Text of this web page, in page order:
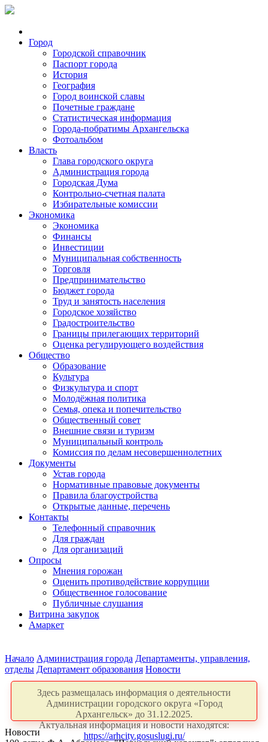
Город
Городской справочник
Паспорт города
История
География
Город воинской славы
Почетные граждане
Статистическая информация
Города-побратимы Архангельска
Фотоальбом
Власть
Глава городского округа
Администрация города
Городская Дума
Контрольно-счетная палата
Избирательные комиссии
Экономика
Экономика
Финансы
Инвестиции
Муниципальная собственность
Торговля
Предпринимательство
Бюджет города
Труд и занятость населения
Городское хозяйство
Градостроительство
Границы прилегающих территорий
Оценка регулирующего воздействия
Общество
Образование
Культура
Физкультура и спорт
Молодёжная политика
Семья, опека и попечительство
Общественный совет
Внешние связи и туризм
Муниципальный контроль
Комиссия по делам несовершеннолетних
Документы
Устав города
Нормативные правовые документы
Правила благоустройства
Открытые данные, перечень
Контакты
Телефонный справочник
Для граждан
Для организаций
Опросы
Мнения горожан
Оценить противодействие коррупции
Общественное голосование
Публичные слушания
Витрина закупок
Амаркет
Начало Администрация города Департаменты, управления,
отделы Департамент образования Новости
Здесь размещалась информация о деятельности
Администрации городского округа «Город
Архангельск» до 31.12.2025.
Актуальная информация и новости находятся:
https://arhcity.gosuslugi.ru/
Новости